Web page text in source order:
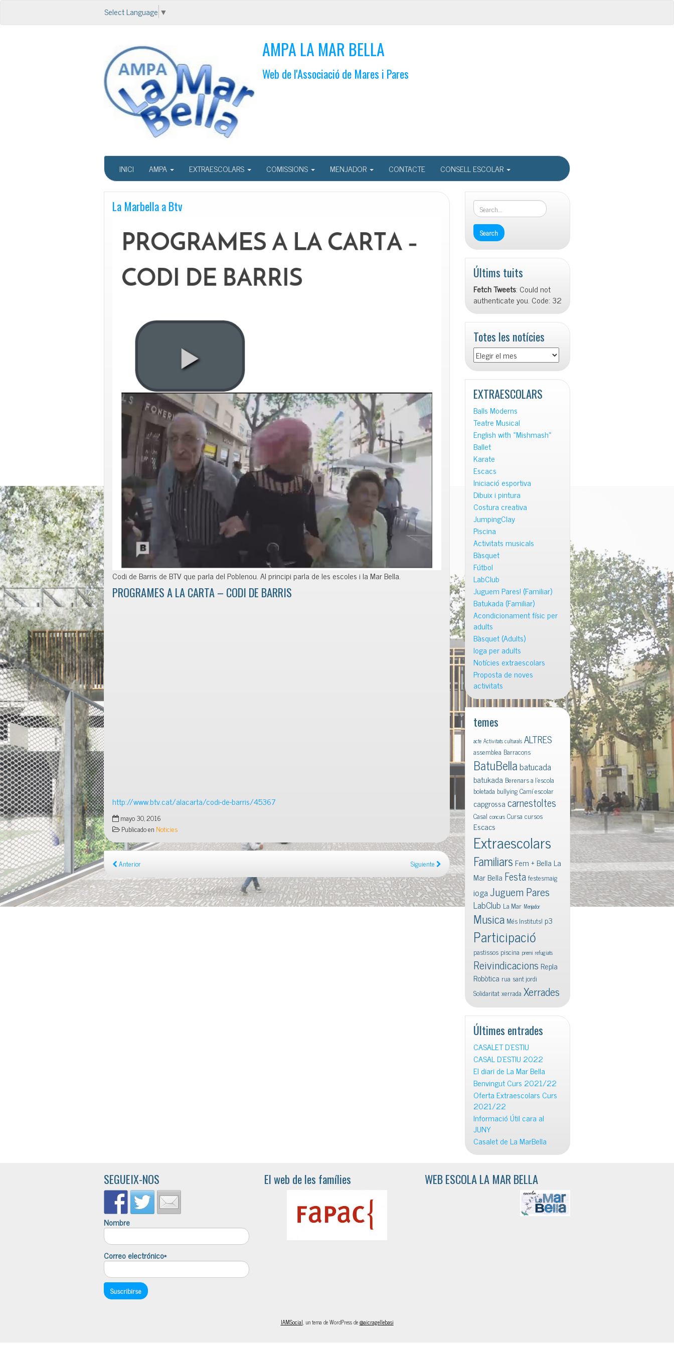
Select Language ▼
AMPA LA MAR BELLA
Web de l'Associació de Mares i Pares
INICI AMPA EXTRAESCOLARS COMISSIONS MENJADOR CONTACTE CONSELL ESCOLAR
La Marbella a Btv
Codi de Barris de BTV que parla del Poblenou. Al principi parla de les escoles i la Mar Bella.
PROGRAMES A LA CARTA – CODI DE BARRIS
http://www.btv.cat/alacarta/codi-de-barris/45367
mayo 30, 2016
Publicado en Noticies
Anterior Siguiente
Últims tuits
Fetch Tweets: Could not
authenticate you. Code: 32
Totes les notícies
Totes
les
notícies
EXTRAESCOLARS
Balls Moderns
Teatre Musical
English with «Mishmash»
Ballet
Karate
Escacs
Iniciació esportiva
Dibuix i pintura
Costura creativa
JumpingClay
Piscina
Activitats musicals
Bàsquet
Fútbol
LabClub
Juguem Pares! (Familiar)
Batukada (Familiar)
Acondicionament físic per
adults
Bàsquet (Adults)
Ioga per adults
Notícies extraescolars
Proposta de noves
activitats
temes
acte Activitats culturals ALTRES
assemblea Barracons
BatuBellabatucada
batukada Berenars a l'escola
boletada bullyingCamí escolar
capgrossacarnestoltes
Casal concurs Cursa cursos
Escacs
Extraescolars
Familiars Fem + Bella La
Mar Bella Festafestesmaig
iogaJuguem Pares
LabClub La Mar Menjador
Musica Més Instituts! p3
Participació
pastissos piscina premi refugiats
Reivindicacions Repla
Robòtica rua sant jordi
Solidaritatxerrada Xerrades
Últimes entrades
CASALET D’ESTIU
CASAL D’ESTIU 2022
El diari de La Mar Bella
Benvingut Curs 2021/22
Oferta Extraescolars Curs
2021/22
Informació Útil cara al
JUNY
Casalet de La MarBella
SEGUEIX-NOS
Nombre
Correo electrónico*
El web de les famílies WEB ESCOLA LA MAR BELLA
IAMSocial, un tema de WordPress de@aicragellebasi